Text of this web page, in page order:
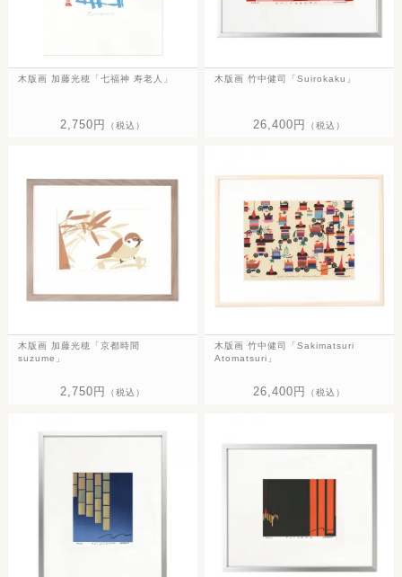
木版画 加藤光穂「七福神 寿老人」
2,750円 （税込）
木版画 竹中健司「Suirokaku」
26,400円 （税込）
木版画 加藤光穂「京都時間
suzume」
2,750円 （税込）
木版画 竹中健司「Sakimatsuri
Atomatsuri」
26,400円 （税込）